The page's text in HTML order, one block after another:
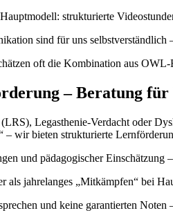
strukturierte
sind für uns
oft die Kombination aus
– Beratung
Legasthenie-Verdacht oder
– wir bieten strukturierte
und pädagogischer
als jahrelanges „Mitkämpfen“ bei
und keine garantierten